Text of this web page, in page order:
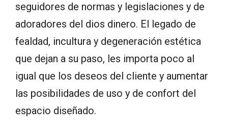
seguidores de normas y legislaciones y de
adoradores del dios dinero. El legado de
fealdad, incultura y degeneración estética
que dejan a su paso, les importa poco al
igual que los deseos del cliente y aumentar
las posibilidades de uso y de confort del
espacio diseñado.